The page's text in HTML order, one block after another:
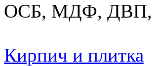
ОСБ, МДФ, ДВП,
Кирпич и плитка